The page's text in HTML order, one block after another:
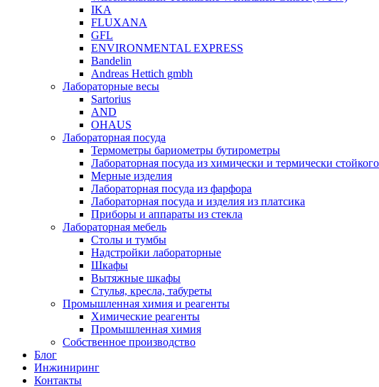
IKA
FLUXANA
GFL
ENVIRONMENTAL EXPRESS
Bandelin
Andreas Hettich gmbh
Лабораторные весы
Sartorius
AND
OHAUS
Лабораторная посуда
Термометры бариометры бутирометры
Лабораторная посуда из химически и термически стойкого
Мерные изделия
Лабораторная посуда из фарфора
Лабораторная посуда и изделия из платсика
Приборы и аппараты из стекла
Лабораторная мебель
Столы и тумбы
Надстройки лабораторные
Шкафы
Вытяжные шкафы
Стулья, кресла, табуреты
Промышленная химия и реагенты
Химические реагенты
Промышленная химия
Собственное производство
Блог
Инжиниринг
Контакты